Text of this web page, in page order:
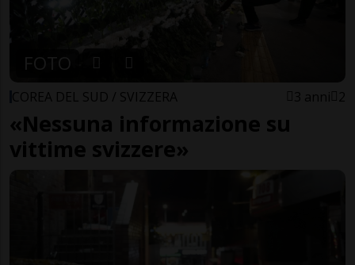
FOTO
COREA DEL SUD / SVIZZERA 3 anni 2
«Nessuna informazione su
vittime svizzere»